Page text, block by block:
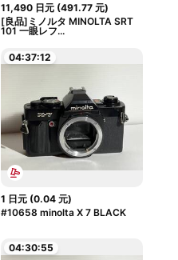
11,490 日元 (491.77 元)
[良品]ミノルタ MINOLTA SRT
101 一眼レフ...
04:37:11
1 日元 (0.04 元)
#10658 minolta X 7 BLACK
04:30:54